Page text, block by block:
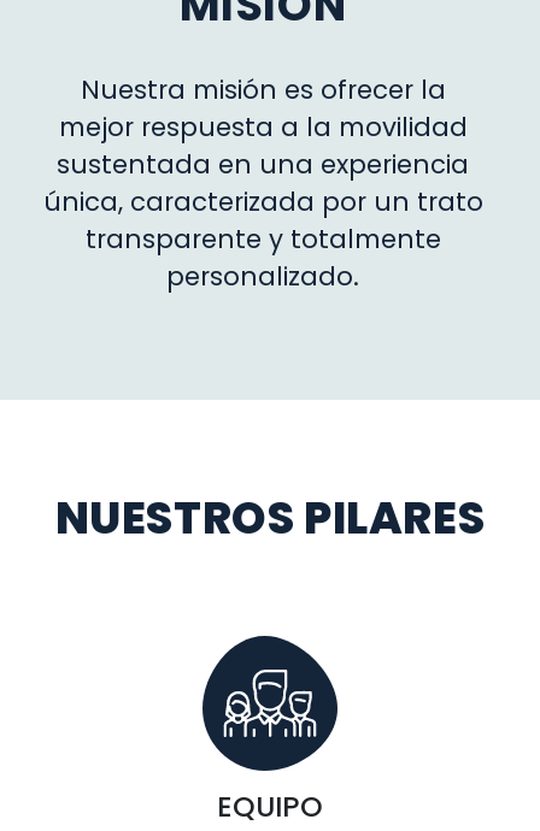
Nuestra misión es ofrecer la
mejor respuesta a la movilidad
sustentada en una experiencia
única, caracterizada por un trato
transparente y totalmente
personalizado.
NUESTROS PILARES
EQUIPO